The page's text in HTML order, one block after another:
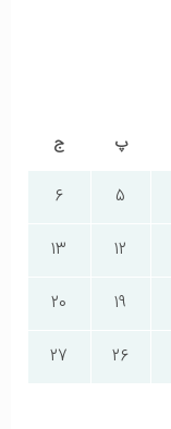
پ ج
5
6
12
13
19
20
26
27